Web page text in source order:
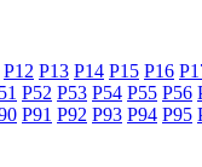
P12 P13 P14 P15 P16
P52 P53 P54 P55 P56
P91 P92 P93 P94 P95